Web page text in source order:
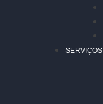
SERVIÇOS